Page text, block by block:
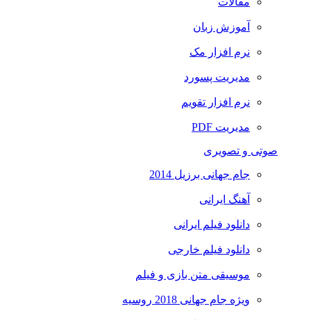
آموزش زبان
نرم افزار مک
مدیریت پسورد
نرم افزار تقویم
مدیریت PDF
صوتی و تصویری
جام جهانی برزیل 2014
آهنگ ایرانی
دانلود فیلم ایرانی
دانلود فیلم خارجی
موسیقی متن بازی و فیلم
ویژه جام جهانی 2018 روسیه